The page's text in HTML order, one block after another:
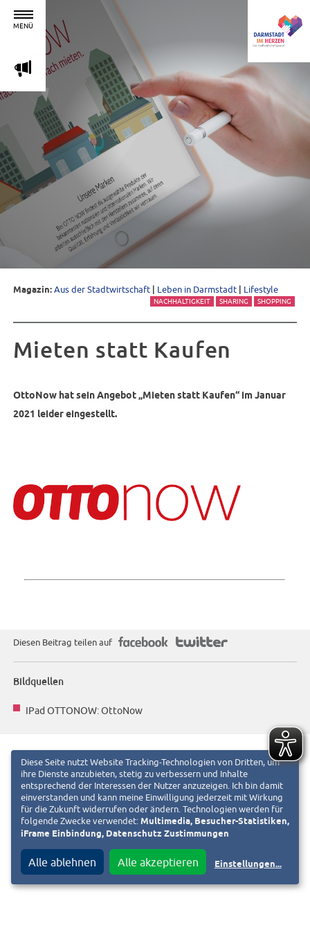
MENÜ
m
Magazin:Aus der Stadtwirtschaft | Leben in Darmstadt | Lifestyle
NACHHALTIGKEIT SHARING SHOPPING
Mieten statt Kaufen
OttoNow hat sein Angebot „Mieten statt Kaufen“ im Januar
2021 leider eingestellt.
Diesen Beitrag teilen auf f T
Bildquellen
IPad OTTONOW: OttoNow
Diese Seite nutzt Website Tracking-Technologien von Dritten, um
ihre Dienste anzubieten, stetig zu verbessern und Inhalte
entsprechend der Interessen der Nutzer anzuzeigen. Ich bin damit
einverstanden und kann meine Einwilligung jederzeit mit Wirkung
für die Zukunft widerrufen oder ändern. Technologien werden für
folgende Zwecke verwendet: Multimedia, Besucher-Statistiken,
iFrame Einbindung, Datenschutz Zustimmungen
Alle ablehnen Alle akzeptieren Einstellungen...